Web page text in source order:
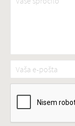
Vaša e-pošta*